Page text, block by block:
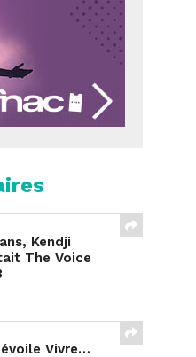
Kendji
The Voice
Vivre…